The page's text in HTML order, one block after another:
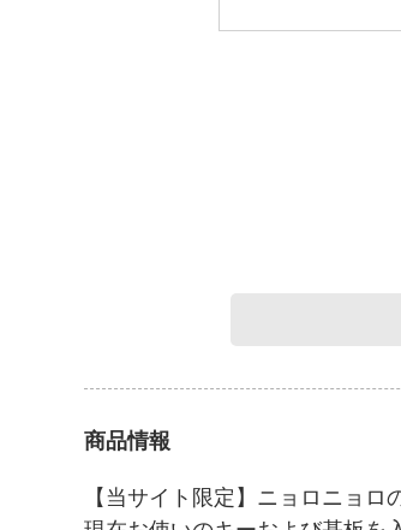
商品情報
【当サイト限定】ニョロニョ